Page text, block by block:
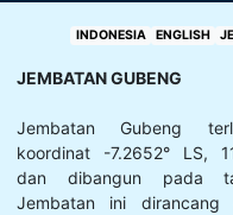
INDONESIA ENGLISH
JEMBATAN GUBENG
Jembatan Gubeng
koordinat -7.2652° LS,
dan dibangun pada
Jembatan ini dirancang